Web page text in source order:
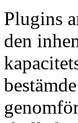
Plugins
den